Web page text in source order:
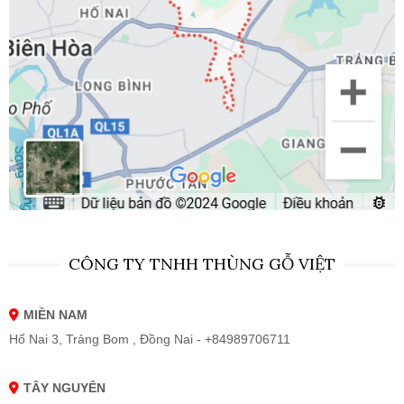
CÔNG TY TNHH THÙNG GỖ VIỆT
MIỀN NAM
Hố Nai 3, Trảng Bom , Đồng Nai - +84989706711
TÂY NGUYÊN